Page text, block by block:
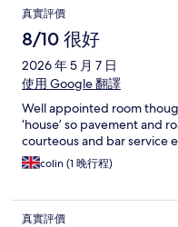
真實評價
8/10 很好
2026 年 5 月 7 日
使用 Google 翻譯
Well appointed room
‘house’ so pavement and
courteous and bar service
colin (1 晚行程)
真實評價